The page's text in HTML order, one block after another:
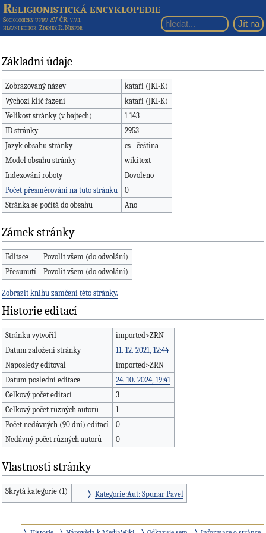
Religionistická encyklopedie
Sociologický ústav AV ČR, v.v.i.
hlavní editor: Zdeněk R. Nešpor
Základní údaje
Zobrazovaný název
kataři (JKI-K)
Výchozí klíč řazení
kataři (JKI-K)
Velikost stránky (v bajtech)
1 143
ID stránky
2953
Jazyk obsahu stránky
cs - čeština
Model obsahu stránky
wikitext
Indexování roboty
Dovoleno
Počet přesměrování na tuto stránku
0
Stránka se počítá do obsahu
Ano
Zámek stránky
Editace
Povolit všem (do odvolání)
Přesunutí
Povolit všem (do odvolání)
Zobrazit knihu zamčení této stránky.
Historie editací
Stránku vytvořil
imported>ZRN
Datum založení stránky
11. 12. 2021, 12:44
Naposledy editoval
imported>ZRN
Datum poslední editace
24. 10. 2024, 19:41
Celkový počet editací
3
Celkový počet různých autorů
1
Počet nedávných (90 dní) editací
0
Nedávný počet různých autorů
0
Vlastnosti stránky
Skrytá kategorie (1) Kategorie:Aut: Spunar Pavel